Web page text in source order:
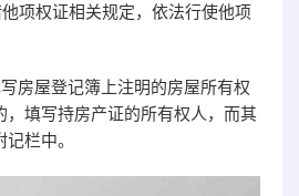
项权证相关规定，依法行使他项
房屋登记簿上注明的房屋所有权
，填写持房产证的所有权人，而其
栏中。